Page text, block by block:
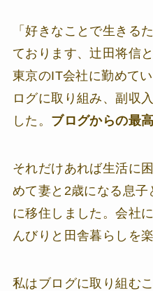
「好きなことで生きる
ております、辻田将信
東京のIT会社に勤めて
ログに取り組み、副収
した。 ブログからの最
それだけあれば生活に
めて妻と2歳になる息子
に移住しました。会社
んびりと田舎暮らしを
私はブログに取り組む